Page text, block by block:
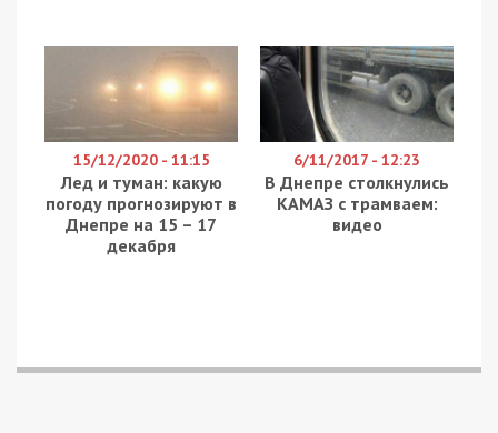
та постачання матеріальних ресурсів, а також
т.в.о начальника центрального управління
контролю якості Міністерства оборони України
підозрюються у перешкоджанні законній
діяльності ЗСУ, що спричинило тяжкі наслідки на
1,4 млрд гривень та у розтраті понад 222 млн
грн.
Ексзаступник міністра оборони, зокрема,
лобіював укладення договорів про постачання
грн. Всі договори укладалися за умови повної